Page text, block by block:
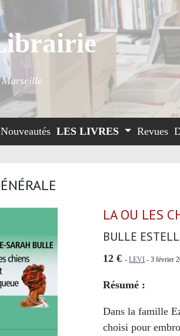
Nouveautés LES LIVRES Revues
LA OU LES
BULLE
12 € -LEVI - 3 février
Résumé :
Dans la famille
choisi pour